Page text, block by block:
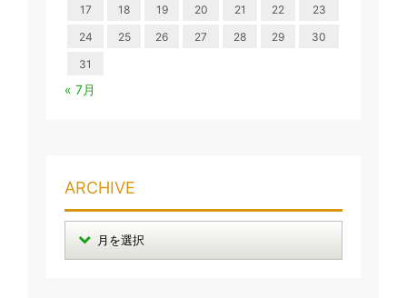
17
18 19 20 21 22
23
24
25 26 27 28 29
30
31
« 7月
ARCHIVE